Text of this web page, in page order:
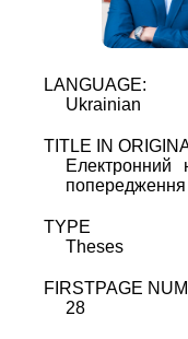
LANGUAGE:
Ukrainian
TITLE IN
Електронний
попередження
TYPE
Theses
FIRSTPAGE
28